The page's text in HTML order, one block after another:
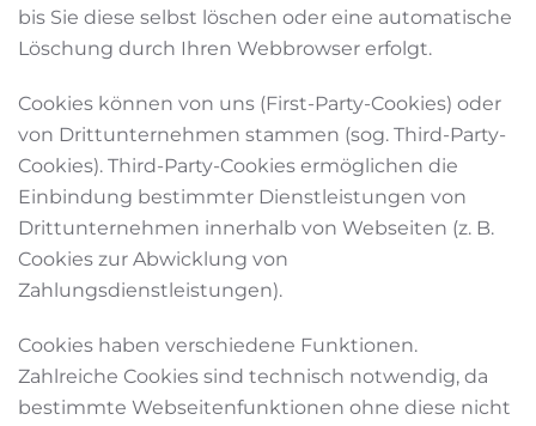
bis Sie diese selbst löschen oder eine automatische
Löschung durch Ihren Webbrowser erfolgt.
Cookies können von uns (First-Party-Cookies) oder
von Drittunternehmen stammen (sog. Third-Party-
Cookies). Third-Party-Cookies ermöglichen die
Einbindung bestimmter Dienstleistungen von
Drittunternehmen innerhalb von Webseiten (z. B.
Cookies zur Abwicklung von
Zahlungsdienstleistungen).
Cookies haben verschiedene Funktionen.
Zahlreiche Cookies sind technisch notwendig, da
bestimmte Webseitenfunktionen ohne diese nicht